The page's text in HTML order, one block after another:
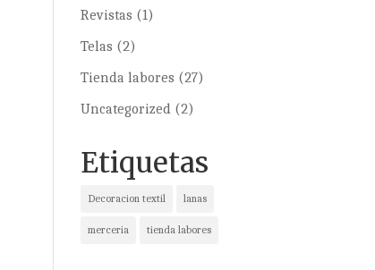
Revistas (1)
Telas (2)
Tienda labores (27)
Uncategorized (2)
Etiquetas
Decoracion textil lanas
merceria tienda labores